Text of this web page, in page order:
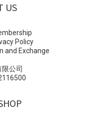
US
Policy
and Exchange
公司